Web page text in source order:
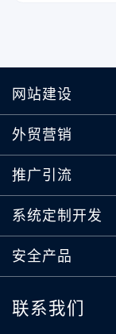
网站建设
外贸营销
推广引流
系统定制开发
安全产品
联系我们